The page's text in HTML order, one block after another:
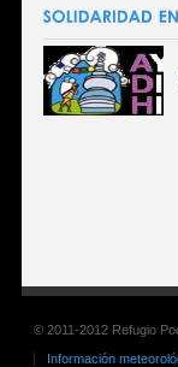
© 2011-2012 Refugio
Información